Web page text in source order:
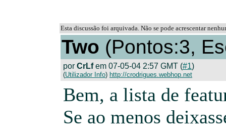
Esta discussão foi arquivada. Não se pode acrescentar
Two (Pontos:3,
por CrLfem 07-05-04 2:57 GMT (#1)
(Utilizador Info) http://crodrigues.webhop.net
Bem, a lista de
Se ao menos